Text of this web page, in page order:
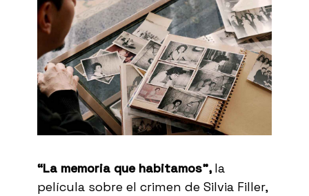
“La memoria que habitamos”, la
película sobre el crimen de Silvia Filler,